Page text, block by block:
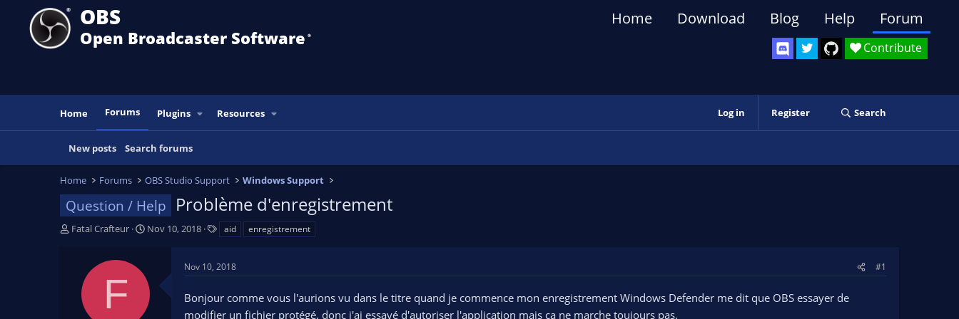
OBS
Open Broadcaster Software ®️
Contribute
Home Download Blog Help Forum
Home Forums Plugins Resources Log in Register Search
New posts Search forums
Home Forums OBS Studio Support Windows Support
Question / Help Problème d'enregistrement
T
Fatal Crafteur
S
t
d
a
Nov 10, 2018
s
aid enregistrement
F
Nov 10, 2018 #1
Bonjour comme vous l'aurions vu dans le titre quand je commence mon enregistrement Windows Defender me dit que OBS essayer de
modifier un fichier protégé, donc j'ai essayé d'autoriser l'application mais ça ne marche toujours pas.